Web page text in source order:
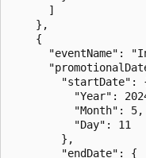
      ]
    },
    {
"eventName":
"startDate":
"Year":
          "Month": 5,
          "Day": 11
        },
        "endDate": {